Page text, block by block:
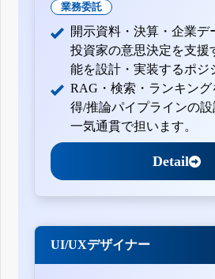
業務委託
開示資料・決算・企業デ
投資家の意思決定を支援
能を設計・実装するポジ
RAG・検索・ランキング
得/推論パイプラインの
一気通貫で担います。
Detail
UI/UXデザイナー